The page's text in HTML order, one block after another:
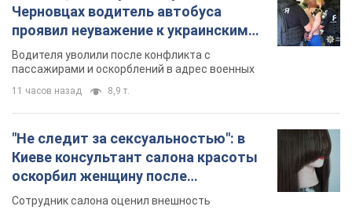
Фото
женщины, заявив, что у нее "мужская стрижка"
5 часов назад 14,8 т.